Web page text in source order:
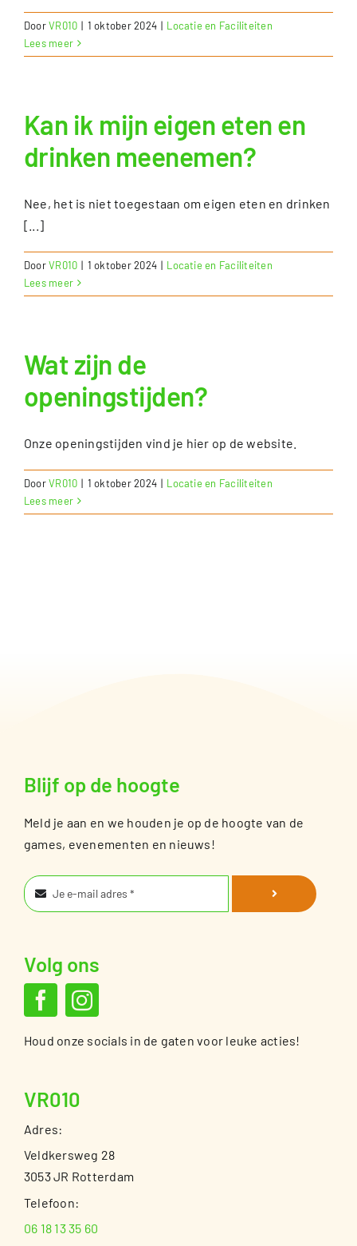
DoorVR010 | 1 oktober 2024 | Locatie en Faciliteiten
Lees meer
Kan ik mijn eigen eten en
drinken meenemen?
Nee, het is niet toegestaan om eigen eten en drinken
[...]
DoorVR010 | 1 oktober 2024 | Locatie en Faciliteiten
Lees meer
Wat zijn de
openingstijden?
Onze openingstijden vind je hier op de website.
DoorVR010 | 1 oktober 2024 | Locatie en Faciliteiten
Lees meer
Blijf op de hoogte
Meld je aan en we houden je op de hoogte van de
games, evenementen en nieuws!
Volg ons
Houd onze socials in de gaten voor leuke acties!
VR010
Adres:
Veldkersweg 28
3053 JR Rotterdam
Telefoon:
06 18 13 35 60